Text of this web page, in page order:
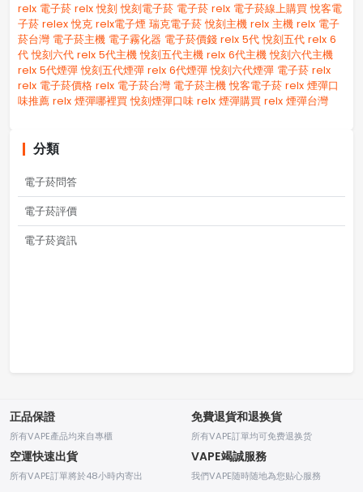
relx 電子菸 relx 悅刻 悅刻電子菸 電子菸 relx 電子菸線上購買 悅客電
子菸 relex 悅克 relx電子煙 瑞克電子菸 悅刻主機 relx 主機 relx 電子
菸台灣 電子菸主機 電子霧化器 電子菸價錢 relx 5代 悅刻五代 relx 6
代 悅刻六代 relx 5代主機 悅刻五代主機 relx 6代主機 悅刻六代主機
relx 5代煙彈 悅刻五代煙彈 relx 6代煙彈 悅刻六代煙彈 電子菸 relx
relx 電子菸價格 relx 電子菸台灣 電子菸主機 悅客電子菸 relx 煙彈口
味推薦 relx 煙彈哪裡買 悅刻煙彈口味 relx 煙彈購買 relx 煙彈台灣
分類
電子菸問答
電子菸評價
電子菸資訊
正品保證
所有VAPE產品均來自專櫃
免費退貨和退换貨
所有VAPE訂單均可免费退换货
空運快速出貨
所有VAPE訂單將於48小時内寄出
VAPE竭誠服務
我們VAPE随時随地為您贴心服務